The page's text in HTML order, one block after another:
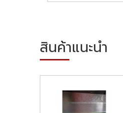
สินค้าแนะนำ